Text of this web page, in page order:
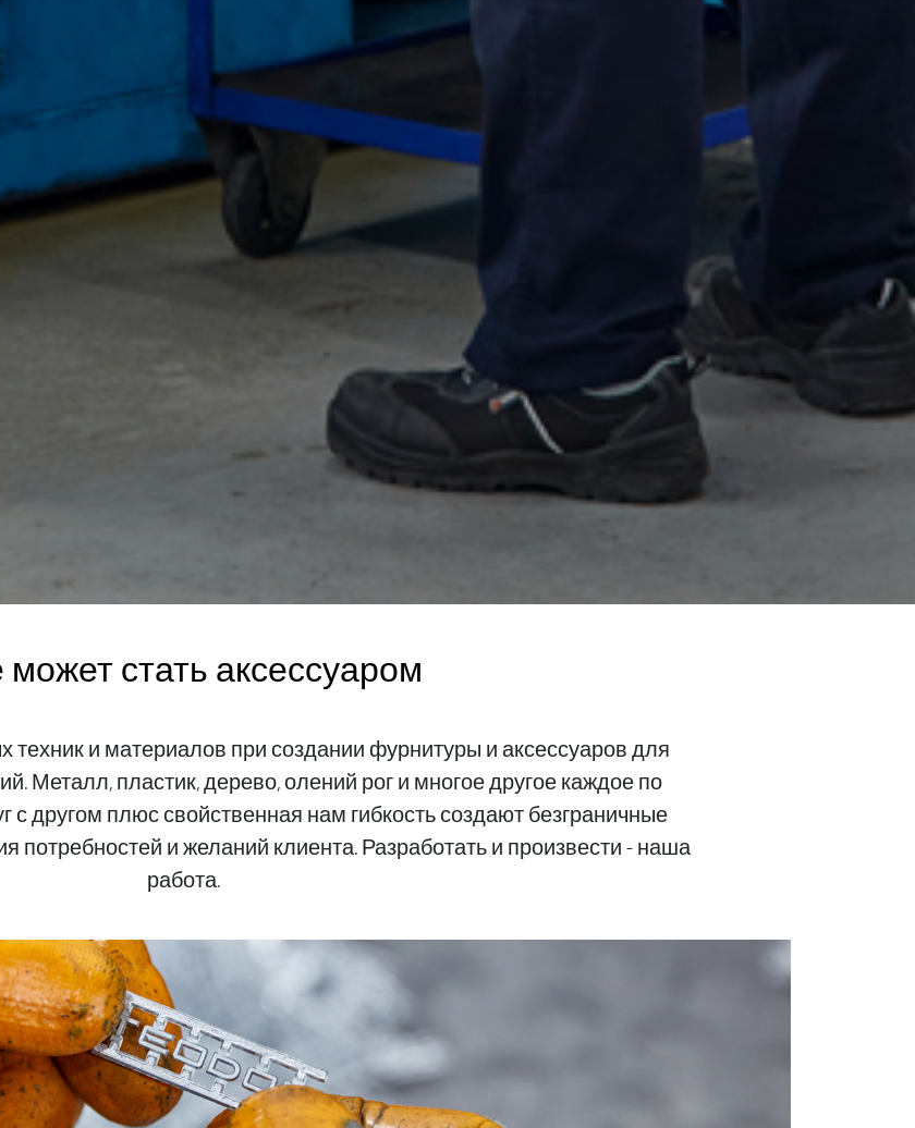
может стать аксессуаром
техник и материалов при создании фурнитуры и аксессуаров для
Металл, пластик, дерево, олений рог и многое другое каждое по
с другом плюс свойственная нам гибкость создают безграничные
потребностей и желаний клиента. Разработать и произвести - наша
работа.